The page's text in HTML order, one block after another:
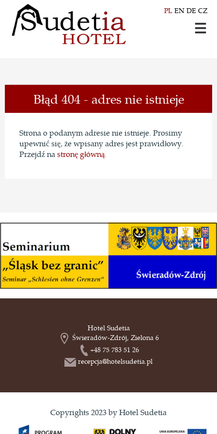
PL EN DE CZ
Błąd 404 - adres nie istnieje
Strona o podanym adresie nie istnieje. Prosimy
upewnić się, że wpisany adres jest prawidłowy.
Przejdź nastronę główną.
Hotel Sudetia
Świeradów-Zdrój, Zielona 6
+48 75 783 51 26
recepcja@hotelsudetia.pl
Copyrights 2023 by Hotel Sudetia